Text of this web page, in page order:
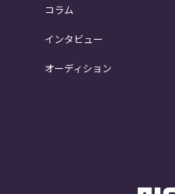
コラム
インタビュー
オーディション